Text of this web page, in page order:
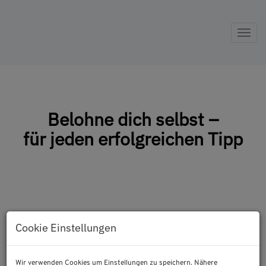
Belohne dich selbst –
für jeden erfolgreichen Tipp
Cookie Einstellungen
Wir verwenden Cookies um Einstellungen zu speichern. Nähere